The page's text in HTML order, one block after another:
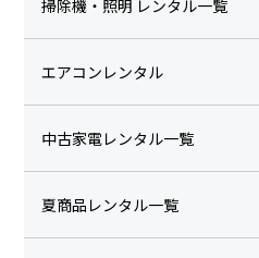
掃除機・照明 レンタル一覧
エアコンレンタル
中古家電レンタル一覧
夏商品レンタル一覧